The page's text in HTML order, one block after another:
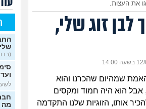
את העצות.
זוג שלי,
שמהיום שהכרנו והוא
אבל הוא היה חמוד ומקסים
אותו, הזוגיות שלנו התקדמה
מה